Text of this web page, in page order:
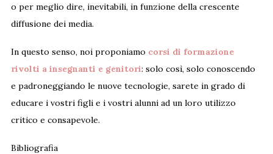
o per meglio dire, inevitabili, in funzione della crescente
diffusione dei media.
In questo senso, noi proponiamo corsi di formazione
rivolti a insegnanti e genitori: solo così, solo conoscendo
e padroneggiando le nuove tecnologie, sarete in grado di
educare i vostri figli e i vostri alunni ad un loro utilizzo
critico e consapevole.
Bibliografia